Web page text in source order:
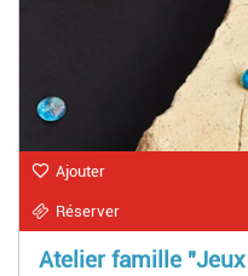
Ajouter
Réserver
Atelier famille